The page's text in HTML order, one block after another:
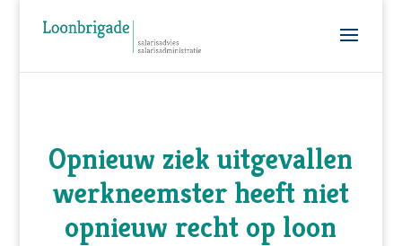
Opnieuw ziek uitgevallen
werkneemster heeft niet
opnieuw recht op loon